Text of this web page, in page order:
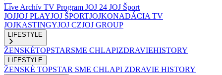
Live Archív TV Program JOJ 24 JOJ Šport
JOJJOJ PLAYJOJ ŠPORTJOJKONADÁCIA TV
JOJKASTINGYJOJ CZJOJ GROUP
LIFESTYLE
ŽENSKÉTOPSTARSME CHLAPIZDRAVIEHISTORY
LIFESTYLE
ŽENSKÉ TOPSTAR SME CHLAPI ZDRAVIE HISTORY